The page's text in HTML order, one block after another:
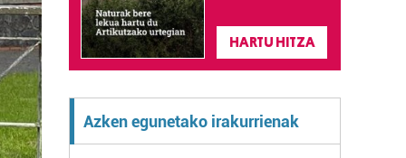
HARTU HITZA
Azken egunetako irakurrienak